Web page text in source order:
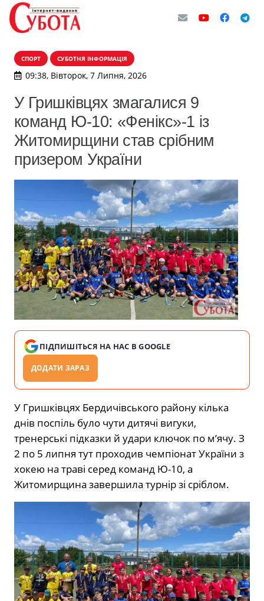
СПОРТ СУБОТНЯ ІНФОРМАЦІЯ
09:38, Вівторок, 7 Липня, 2026
У Гришківцях змагалися 9
команд Ю-10: «Фенікс»-1 із
Житомирщини став срібним
призером України
ПІДПИШІТЬСЯ НА НАС В GOOGLE
ДОДАТИ ЗАРАЗ
У Гришківцях Бердичівського району кілька
днів поспіль було чути дитячі вигуки,
тренерські підказки й удари ключок по м’ячу. З
2 по 5 липня тут проходив чемпіонат України з
хокею на траві серед команд Ю-10, а
Житомирщина завершила турнір зі сріблом.